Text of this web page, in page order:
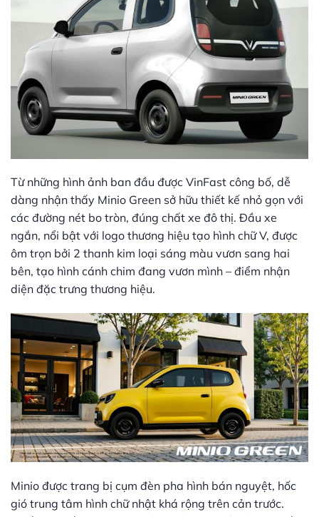
Từ những hình ảnh ban đầu được VinFast công bố, dễ
dàng nhận thấy Minio Green sở hữu thiết kế nhỏ gọn với
các đường nét bo tròn, đúng chất xe đô thị. Đầu xe
ngắn, nổi bật với logo thương hiệu tạo hình chữ V, được
ôm trọn bởi 2 thanh kim loại sáng màu vươn sang hai
bên, tạo hình cánh chim đang vươn mình – điểm nhận
diện đặc trưng thương hiệu.
Minio được trang bị cụm đèn pha hình bán nguyệt, hốc
gió trung tâm hình chữ nhật khá rộng trên cản trước.